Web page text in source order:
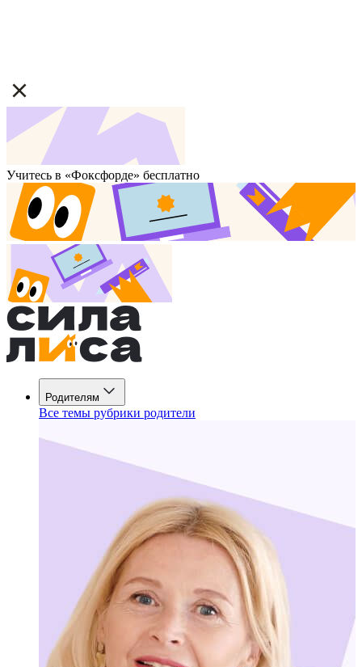
Учитесь в «Фоксфорде» бесплатно
Родителям
Все темы рубрики родители